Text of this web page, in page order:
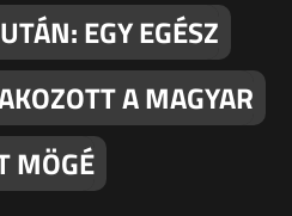
EGY EGÉSZ
A MAGYAR
MÖGÉ